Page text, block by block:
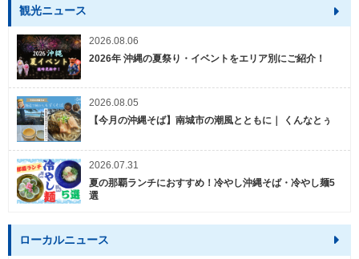
観光ニュース
2026.08.06
2026年 沖縄の夏祭り・イベントをエリア別にご紹介！
2026.08.05
【今月の沖縄そば】南城市の潮風とともに｜ くんなとぅ
2026.07.31
夏の那覇ランチにおすすめ！冷やし沖縄そば・冷やし麺5
選
ローカルニュース